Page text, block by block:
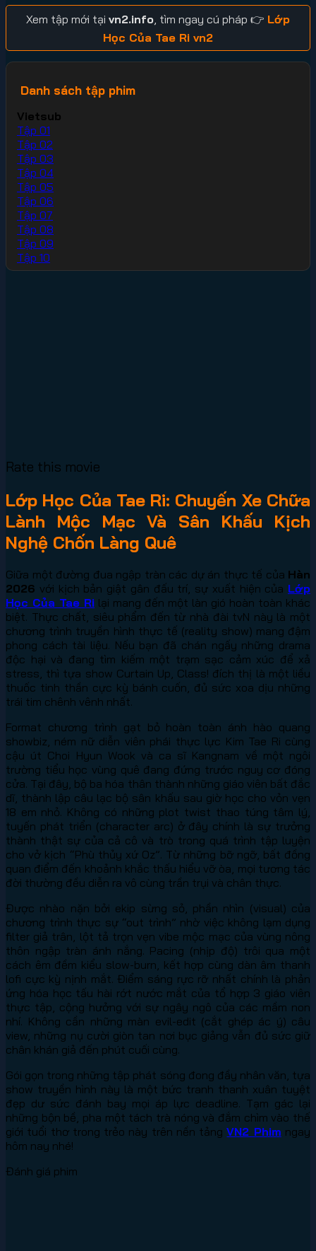
Xem tập mới tại vn2.info , tìm ngay cú pháp 👉 Lớp
Học Của Tae Ri vn2
Danh sách tập phim
Vietsub
Tập 01
Tập 02
Tập 03
Tập 04
Tập 05
Tập 06
Tập 07
Tập 08
Tập 09
Tập 10
Rate this movie
Lớp Học Của Tae Ri: Chuyến Xe Chữa
Lành Mộc Mạc Và Sân Khấu Kịch
Nghệ Chốn Làng Quê
Giữa một đường đua ngập tràn các dự án thực tế của Hàn
2026 với kịch bản giật gân đấu trí, sự xuất hiện của Lớp
Học Của Tae Ri lại mang đến một làn gió hoàn toàn khác
biệt. Thực chất, siêu phẩm đến từ nhà đài tvN này là một
chương trình truyền hình thực tế (reality show) mang đậm
phong cách tài liệu. Nếu bạn đã chán ngấy những drama
độc hại và đang tìm kiếm một trạm sạc cảm xúc để xả
stress, thì tựa show Curtain Up, Class! đích thị là một liều
thuốc tinh thần cực kỳ bánh cuốn, đủ sức xoa dịu những
trái tim chênh vênh nhất.
Format chương trình gạt bỏ hoàn toàn ánh hào quang
showbiz, ném nữ diễn viên phái thực lực Kim Tae Ri cùng
cậu út Choi Hyun Wook và ca sĩ Kangnam về một ngôi
trường tiểu học vùng quê đang đứng trước nguy cơ đóng
cửa. Tại đây, bộ ba hóa thân thành những giáo viên bất đắc
dĩ, thành lập câu lạc bộ sân khấu sau giờ học cho vỏn vẹn
18 em nhỏ. Không có những plot twist thao túng tâm lý,
tuyến phát triển (character arc) ở đây chính là sự trưởng
thành thật sự của cả cô và trò trong quá trình tập luyện
cho vở kịch “Phù thủy xứ Oz”. Từ những bỡ ngỡ, bất đồng
quan điểm đến khoảnh khắc thấu hiểu vỡ òa, mọi tương tác
đời thường đều diễn ra vô cùng trần trụi và chân thực.
Được nhào nặn bởi ekip sừng sỏ, phần nhìn (visual) của
chương trình thực sự “out trình” nhờ việc không lạm dụng
filter giả trân, lột tả trọn vẹn vibe mộc mạc của vùng nông
thôn ngập tràn ánh nắng. Pacing (nhịp độ) trôi qua một
cách êm đềm kiểu slow-burn, kết hợp cùng dàn âm thanh
lofi cực kỳ nịnh mắt. Điểm sáng rực rỡ nhất chính là phản
ứng hóa học tấu hài rớt nước mắt của tổ hợp 3 giáo viên
thực tập, cộng hưởng với sự ngây ngô của các mầm non
nhí. Không cần những màn evil-edit (cắt ghép ác ý) câu
view, những nụ cười giòn tan nơi bục giảng vẫn đủ sức giữ
chân khán giả đến phút cuối cùng.
Gói gọn trong những tập phát sóng đong đầy nhân văn, tựa
show truyền hình này là một bức tranh thanh xuân tuyệt
đẹp dư sức đánh bay mọi áp lực deadline. Tạm gác lại
những bộn bề, pha một tách trà nóng và đắm chìm vào thế
giới tuổi thơ trong trẻo này trên nền tảngVN2 Phim ngay
hôm nay nhé!
Đánh giá phim